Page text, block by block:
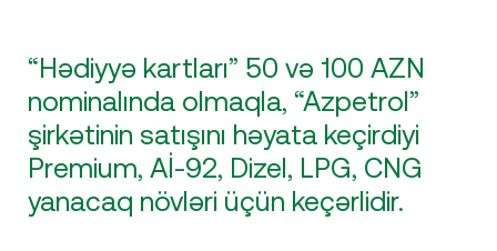
“Hədiyyə kartları” 50 və 100 AZN
nominalında olmaqla, “Azpetrol”
şirkətinin satışını həyata keçirdiyi
Premium, Aİ-92, Dizel, LPG, CNG
yanacaq növləri üçün keçərlidir.